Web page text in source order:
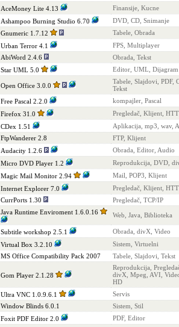
AceMoney Lite 4.13
Finansije, Kucne
Ashampoo Burning Studio 6.70
DVD, CD, Snimanje
Gnumeric 1.7.12
Tabele, Obrada
Urban Terror 4.1
FPS, Multiplayer
AbiWord 2.4.6
Obrada, Tekst
Star UML 5.0 Editor, UML, Dijagram
Open Office 3.0.0
Tabele, Slajdovi, PDF,
Tekst
Free Pascal 2.2.0
kompajler, Pascal
Firefox 31.0
Pregledač, Klijent,
CDex 1.51
Aplikacija, mp3, wav,
FtpWanderer 2.8
FTP, Klijent
Audacity 1.2.6
Obrada, Editor, Audio
Micro DVD Player 1.2
Reprodukcija, DVD,
Magic Mail Monitor 2.94
Mail, POP3, Klijent
Internet Explorer 7.0
Pregledač, Klijent,
CurrPorts 1.30 Pregledač, TCP/IP
Java Runtime Enviroment 1.6.0.16 Web, Java, Biblioteka
Subtitle workshop 2.5.1
Obrada, divX, Video
Virtual Box 3.2.10
Sistem, Virtuelni
MS Office Compatibility Pack 2007 Tabele, Slajdovi, Tekst
Gom Player 2.1.28
Reprodukcija,
divX, Mpeg, AVI,
HD
Ultra VNC 1.0.9.6.1
Servis
Window Blinds 6.0.1
Sistem, Stil
Foxit PDF Editor 2.0 PDF, Editor